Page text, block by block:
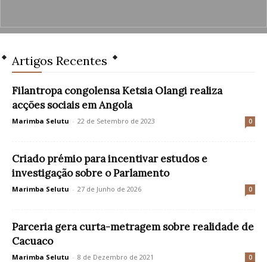
Artigos Recentes
Filantropa congolensa Ketsia Olangi realiza
acções sociais em Angola
Marimba Selutu - 22 de Setembro de 2023 0
Criado prémio para incentivar estudos e
investigação sobre o Parlamento
Marimba Selutu - 27 de Junho de 2026 0
Parceria gera curta-metragem sobre realidade de
Cacuaco
Marimba Selutu - 8 de Dezembro de 2021 0